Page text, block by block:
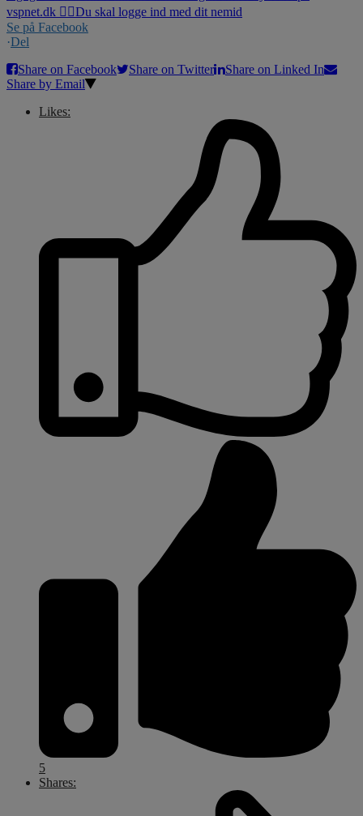
Se på Facebook
·Del
Share on Facebook
Share on Twitter
Share on Linked In
Share by Email
Likes:
5
Shares: